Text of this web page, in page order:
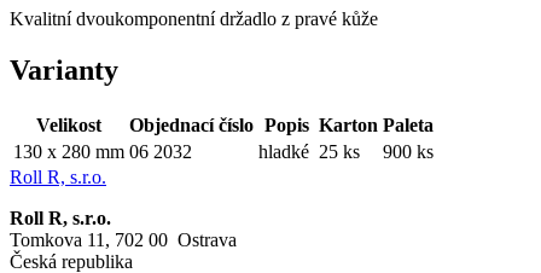
Kvalitní dvoukomponentní držadlo z pravé kůže
Varianty
Velikost Objednací číslo Popis Karton Paleta
130 x 280 mm 06 2032 hladké 25 ks
900 ks
Roll R, s.r.o.
Roll R, s.r.o.
Tomkova 11, 702 00 Ostrava
Česká republika